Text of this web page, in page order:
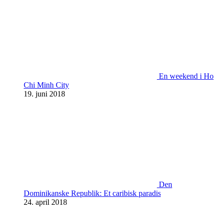
En weekend i Ho
Chi Minh City
19. juni 2018
Den
Dominikanske Republik: Et caribisk paradis
24. april 2018